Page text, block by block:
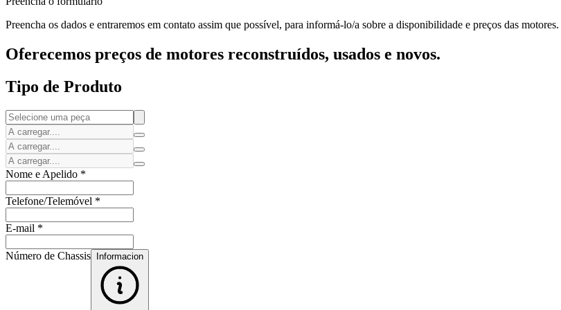
Preencha os dados e entraremos em contato assim que possível, para informá-lo/a sobre a disponibilidade e preços das motores.
Oferecemos preços de motores reconstruídos, usados e novos.
Tipo de Produto
Nome e Apelido *
Telefone/Telemóvel *
E-mail *
Número de Chassis Informacion